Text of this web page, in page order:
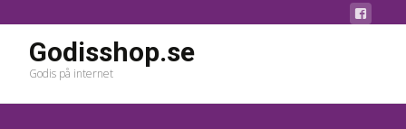
Godisshop.se
Godis på internet